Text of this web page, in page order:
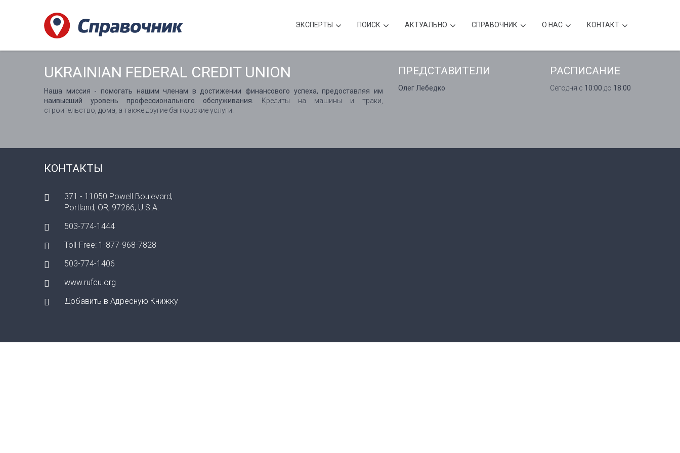
ЭКСПЕРТЫ ПОИСК АКТУАЛЬНО CПРАВОЧНИК О НАС КОНТАКТ
UKRAINIAN FEDERAL CREDIT UNION
Наша миссия - помогать нашим членам в достижении финансового успеха, предоставляя им
наивысший уровень профессионального обслуживания.
Кредиты на машины и траки,
строительство, дома, а также другие банковские услуги.
ПРЕДСТАВИТЕЛИ
Олег Лебедко
РАСПИСАНИЕ
Сегодня с 10:00 до 18:00
КОНТАКТЫ
371 - 11050 Powell Boulevard,
Portland, OR, 97266, U.S.A.
503-774-1444
Toll-Free: 1-877-968-7828
503-774-1406
www.rufcu.org
Добавить в Адресную Книжку